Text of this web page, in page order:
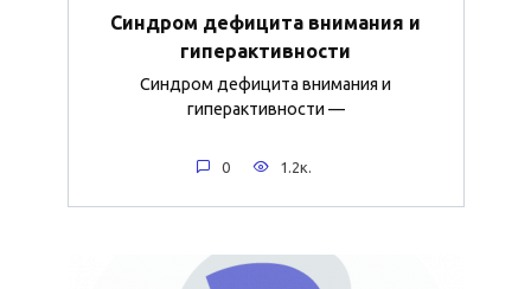
Синдром дефицита внимания и
гиперактивности
Синдром дефицита внимания и
гиперактивности —
0 1.2к.